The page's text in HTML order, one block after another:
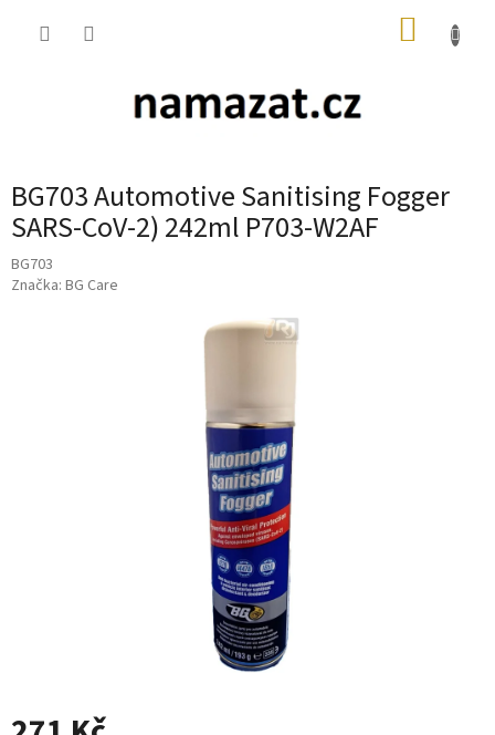
BG703 Automotive Sanitising Fogger
SARS-CoV-2) 242ml P703-W2AF
BG703
Značka: BG Care